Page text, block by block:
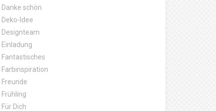
Danke schön
Deko-Idee
Designteam
Einladung
Fantastisches
Farbinspiration
Freunde
Frühling
Für Dich